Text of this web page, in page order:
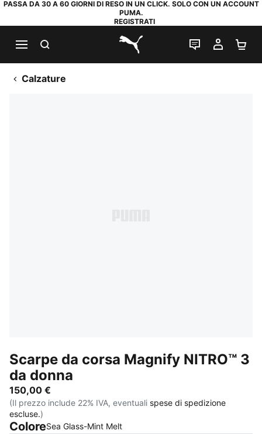
PASSA DA 30 A 60 GIORNI DI RESO IN UN CLICK. SOLO CON UN ACCOUNT
PUMA.
REGISTRATI
PUMA.com
CHAT IL MIO
Calzature
Scarpe da corsa Magnify NITRO™ 3
da donna
150,00 €
(Il prezzo include 22% IVA, eventuali spese di spedizione
escluse.)
ColoreSea Glass-Mint Melt: